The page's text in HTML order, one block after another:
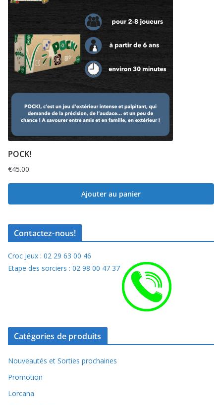
POCK!
€45.00
Ajouter au panier
Contactez-nous!
Croc Jeux : 02 29 63 00 46
Etape des sorciers : 02 98 00 47 37
Catégories de produits
Nouveautés et Sorties prochaines
Promotion
Lorcana